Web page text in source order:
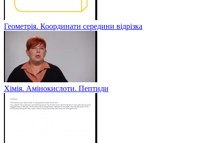
Геометрія. Координати середини відрізка
Хімія. Амінокислоти. Пептиди